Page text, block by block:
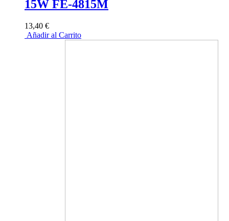
15W FE-4815M
13,40 €
Añadir al Carrito